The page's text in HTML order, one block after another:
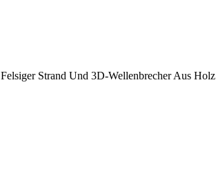
Strand Und 3D-Wellenbrecher Aus Holz